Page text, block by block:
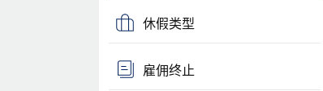
休假类型
雇佣终止